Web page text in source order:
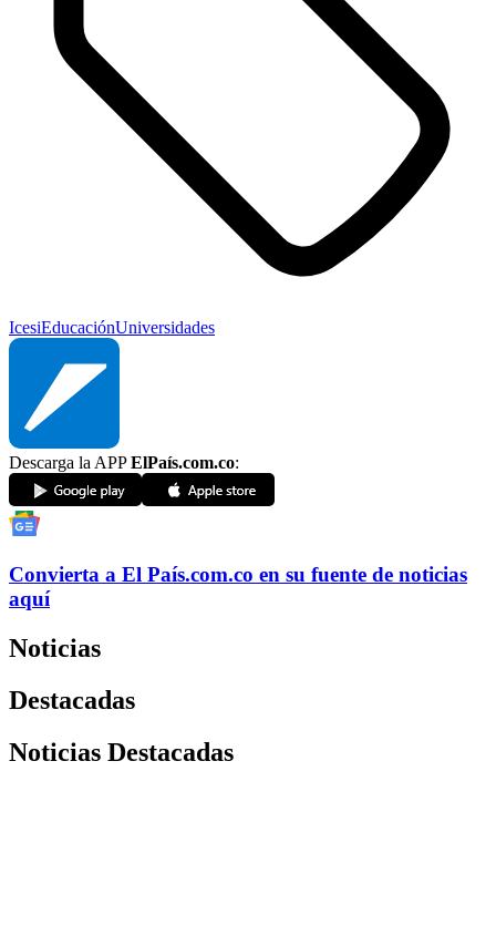
IcesiEducaciónUniversidades
Descarga la APPElPaís.com.co:
Convierta a El País.com.co en su fuente de noticias
aquí
Noticias
Destacadas
Noticias Destacadas